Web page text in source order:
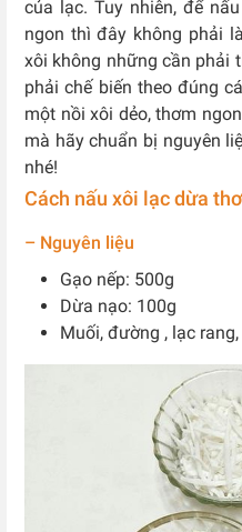
của lạc. Tuy nhiên, để
ngon thì đây không phải
xôi không những cần phải
phải chế biến theo đúng
một nồi xôi dẻo, thơm
mà hãy chuẩn bị nguyên
nhé!
Cách nấu xôi lạc dừa
– Nguyên liệu
Gạo nếp: 500g
Dừa nạo: 100g
Muối, đường , lạc